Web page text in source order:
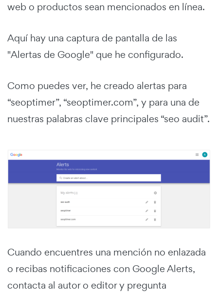
web o productos sean mencionados en línea.
Aquí hay una captura de pantalla de las
"Alertas de Google" que he configurado.
Como puedes ver, he creado alertas para
“seoptimer”, “seoptimer.com”, y para una de
nuestras palabras clave principales “seo audit”.
Cuando encuentres una mención no enlazada
o recibas notificaciones con Google Alerts,
contacta al autor o editor y pregunta